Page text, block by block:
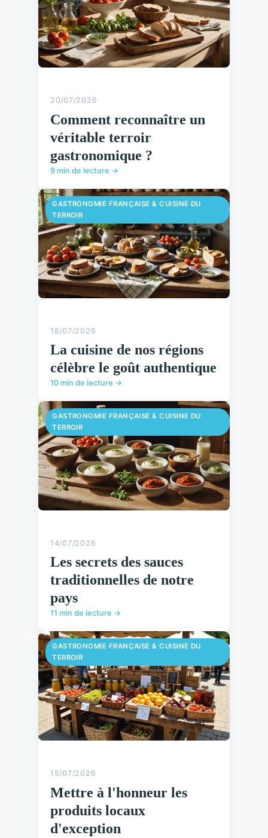
20/07/2026
Comment reconnaître un
véritable terroir
gastronomique ?
9 min de lecture →
GASTRONOMIE FRANÇAISE & CUISINE DU
TERROIR
18/07/2026
La cuisine de nos régions
célèbre le goût authentique
10 min de lecture →
GASTRONOMIE FRANÇAISE & CUISINE DU
TERROIR
14/07/2026
Les secrets des sauces
traditionnelles de notre
pays
11 min de lecture →
GASTRONOMIE FRANÇAISE & CUISINE DU
TERROIR
15/07/2026
Mettre à l'honneur les
produits locaux
d'exception